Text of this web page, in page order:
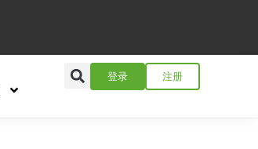
登录 注册